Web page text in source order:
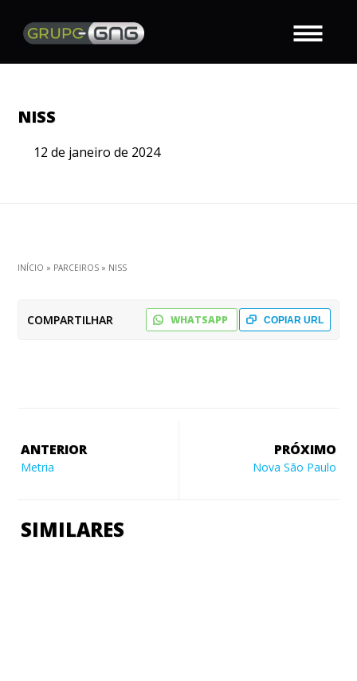
NISS
12 de janeiro de 2024
INÍCIO » PARCEIROS » NISS
COMPARTILHAR COPIAR URL
WHATSAPP
ANTERIOR
Metria
PRÓXIMO
Nova São Paulo
SIMILARES